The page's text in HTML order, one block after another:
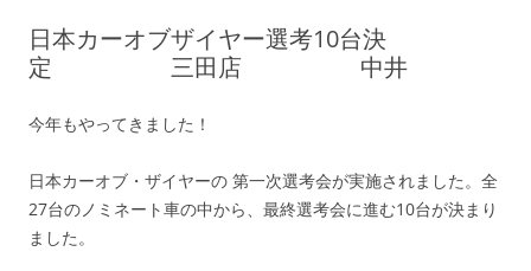
日本カーオブザイヤー選考10台決
定 三田店 中井
今年もやってきました！
日本カーオブ・ザイヤーの 第一次選考会が実施されました。全
27台のノミネート車の中から、最終選考会に進む10台が決まり
ました。